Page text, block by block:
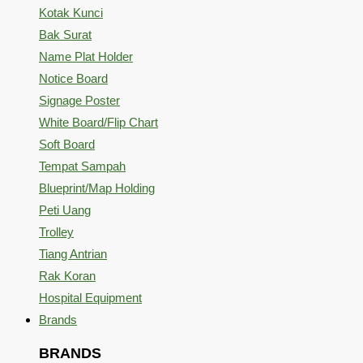
Kotak Kunci
Bak Surat
Name Plat Holder
Notice Board
Signage Poster
White Board/Flip Chart
Soft Board
Tempat Sampah
Blueprint/Map Holding
Peti Uang
Trolley
Tiang Antrian
Rak Koran
Hospital Equipment
Brands
BRANDS